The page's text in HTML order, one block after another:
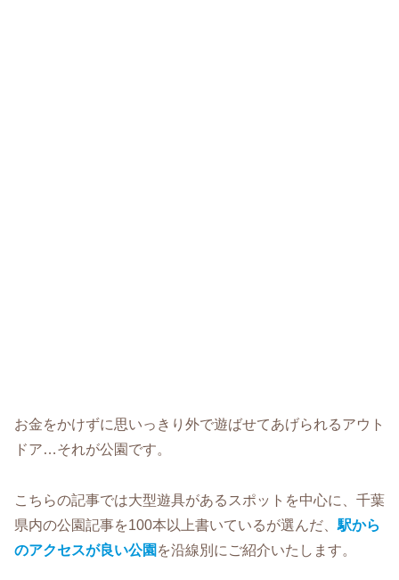
お金をかけずに思いっきり外で遊ばせてあげられるアウト
ドア…それが公園です。
こちらの記事では大型遊具があるスポットを中心に、千葉
県内の公園記事を100本以上書いているが選んだ、駅から
のアクセスが良い公園 を沿線別にご紹介いたします。